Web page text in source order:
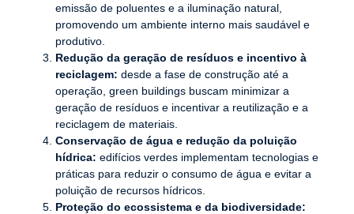
emissão de poluentes e a iluminação natural,
promovendo um ambiente interno mais saudável e
produtivo.
Redução da geração de resíduos e incentivo à
reciclagem: desde a fase de construção até a
operação, green buildings buscam minimizar a
geração de resíduos e incentivar a reutilização e a
reciclagem de materiais.
Conservação de água e redução da poluição
hídrica: edifícios verdes implementam tecnologias e
práticas para reduzir o consumo de água e evitar a
poluição de recursos hídricos.
Proteção do ecossistema e da biodiversidade: